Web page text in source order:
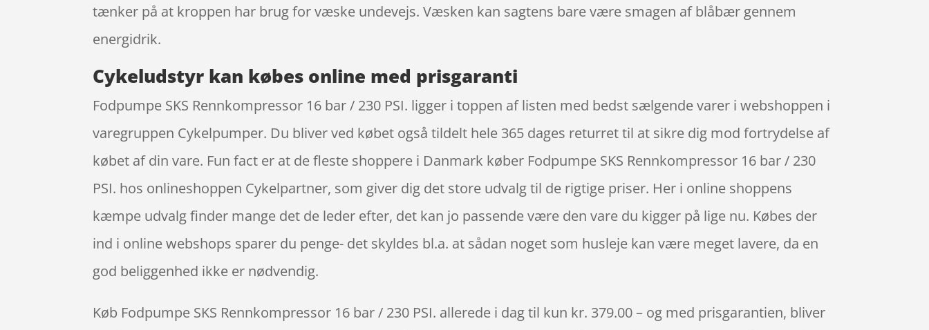
tænker på at kroppen har brug for væske undevejs. Væsken kan sagtens bare være smagen af blåbær gennem
energidrik.
Cykeludstyr kan købes online med prisgaranti
Fodpumpe SKS Rennkompressor 16 bar / 230 PSI. ligger i toppen af listen med bedst sælgende varer i webshoppen i
varegruppen Cykelpumper. Du bliver ved købet også tildelt hele 365 dages returret til at sikre dig mod fortrydelse af
købet af din vare. Fun fact er at de fleste shoppere i Danmark køber Fodpumpe SKS Rennkompressor 16 bar / 230
PSI. hos onlineshoppen Cykelpartner, som giver dig det store udvalg til de rigtige priser. Her i online shoppens
kæmpe udvalg finder mange det de leder efter, det kan jo passende være den vare du kigger på lige nu. Købes der
ind i online webshops sparer du penge- det skyldes bl.a. at sådan noget som husleje kan være meget lavere, da en
god beliggenhed ikke er nødvendig.
Køb Fodpumpe SKS Rennkompressor 16 bar / 230 PSI. allerede i dag til kun kr. 379.00 – og med prisgarantien, bliver